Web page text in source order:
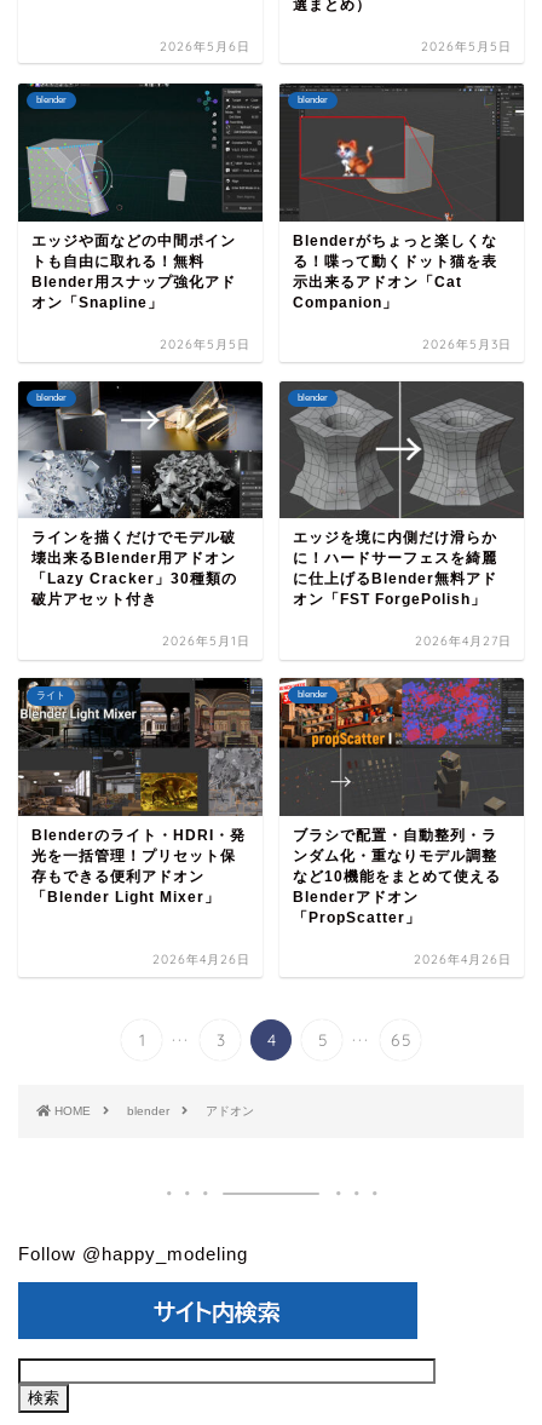
2026年5月6日
選まとめ）
2026年5月5日
blender
エッジや面などの中間ポイン
トも自由に取れる！無料
Blender用スナップ強化アド
オン「Snapline」
2026年5月5日
blender
Blenderがちょっと楽しくな
る！喋って動くドット猫を表
示出来るアドオン「Cat
Companion」
2026年5月3日
blender
ラインを描くだけでモデル破
壊出来るBlender用アドオン
「Lazy Cracker」30種類の
破片アセット付き
2026年5月1日
blender
エッジを境に内側だけ滑らか
に！ハードサーフェスを綺麗
に仕上げるBlender無料アド
オン「FST ForgePolish」
2026年4月27日
ライト
Blenderのライト・HDRI・発
光を一括管理！プリセット保
存もできる便利アドオン
「Blender Light Mixer」
2026年4月26日
blender
ブラシで配置・自動整列・ラ
ンダム化・重なりモデル調整
など10機能をまとめて使える
Blenderアドオン
「PropScatter」
2026年4月26日
1 ... 3 4 5 ... 65
HOME blender アドオン
Follow @happy_modeling